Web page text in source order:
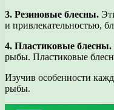
3. Резиновые блесны.
и привлекательностью,
4. Пластиковые блесны.
рыбы. Пластиковые
Изучив особенности
рыбы.